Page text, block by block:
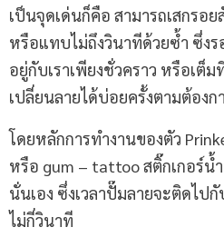
เป็นจุดเด่นก็คือ สามารถเสกรอย
หรือแทบไม่ถึงวินาทีด้วยซ้ำ ซึ่งร
อยู่กับเราเพียงชั่วคราว หรือเต็
เปลี่ยนลายได้บ่อยครั้งตามต้องก
โดยหลักการทำงานของตัว
หรือ gum – tattoo สติ๊กเกอร์น้
นั่นเอง ซึ่งเวลาปั๊มลายจะติดไป
ไม่กี่วินาที